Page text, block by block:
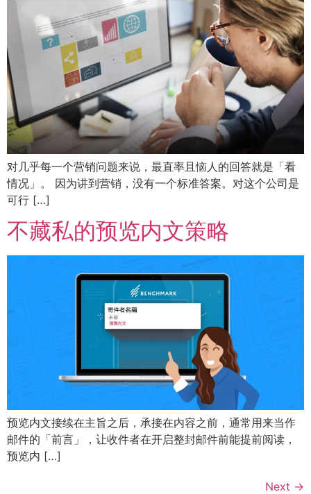
对几乎每一个营销问题来说，最直率且恼人的回答就是「看
情况」。 因为讲到营销，没有一个标准答案。对这个公司是
可行 […]
不藏私的预览内文策略
预览内文接续在主旨之后，承接在内容之前，通常用来当作
邮件的「前言」，让收件者在开启整封邮件前能提前阅读，
预览内 […]
Next →